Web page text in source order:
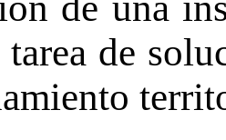
tarea de